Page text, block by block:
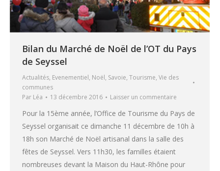
Bilan du Marché de Noël de l’OT du Pays
de Seyssel
Actualités, Evenementiel, Noël, Savoie, Tourisme, Vie des
communes
Par Léa 13 décembre 2016 Laisser un commentaire
Pour la 15ème année, l’Office de Tourisme du Pays de
Seyssel organisait ce dimanche 11 décembre de 10h à
18h son Marché de Noël artisanal dans la salle des
fêtes de Seyssel. Vers 11h30, les familles étaient
nombreuses devant la Maison du Haut-Rhône pour